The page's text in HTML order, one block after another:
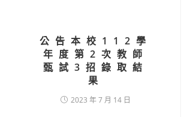
公告本校112學
年度第2次教師
甄試3招錄取結
果
2023 年 7 月 14 日